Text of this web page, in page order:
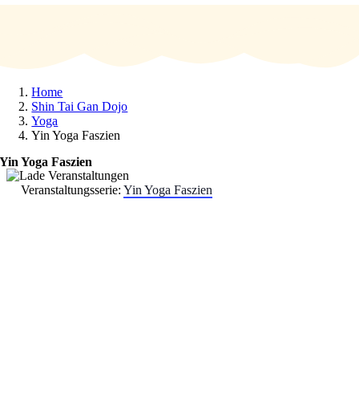
Home
Shin Tai Gan Dojo
Yoga
Yin Yoga Faszien
Yin Yoga Faszien
Veranstaltungsserie: Yin Yoga Faszien